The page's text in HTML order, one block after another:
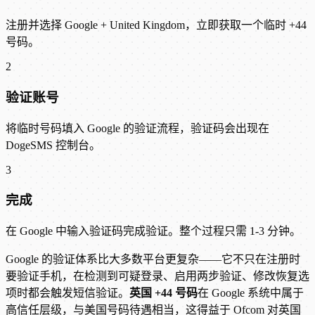
注册并选择 Google + United Kingdom，立即获取一个临时 +44
号码。
2
验证账号
将临时号码填入 Google 的验证流程，验证码会出现在
DogeSMS 控制台。
3
完成
在 Google 中输入验证码完成验证。整个过程只需 1-3 分钟。
Google 的验证体系比大多数平台更复杂——它不只在注册时
要验证手机，在检测到可疑登录、启用两步验证、修改恢复选
项时都会触发短信验证。 英国 +44 号码在 Google 系统中属于
高信任层级，与美国号码待遇相当，这得益于 Ofcom 对英国